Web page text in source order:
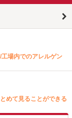
場内でのアレルゲン
めて見ることができる